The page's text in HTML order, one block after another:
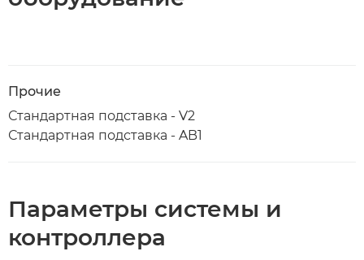
Прочие
Стандартная подставка - V2
Стандартная подставка - AB1
Параметры системы и
контроллера